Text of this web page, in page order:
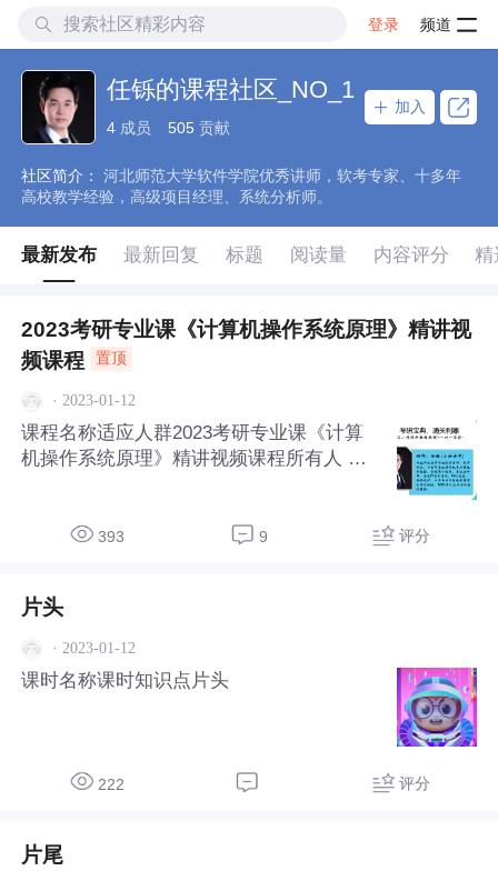
登录 频道
任铄的课程社区_NO_1
4 成员 505 贡献
加入
社区简介：
河北师范大学软件学院优秀讲师，软考专家、十多年
高校教学经验，高级项目经理、系统分析师。
最新发布 最新回复 标题 阅读量 内容评分 精
2023考研专业课《计算机操作系统原理》精讲视
频课程
置顶
· 2023-01-12
课程名称适应人群2023考研专业课《计算
机操作系统原理》精讲视频课程所有人 计
多、较抽象和涉及面广，所以无论是大学学
393 9 评分
片头
· 2023-01-12
课时名称课时知识点片头
222 评分
片尾